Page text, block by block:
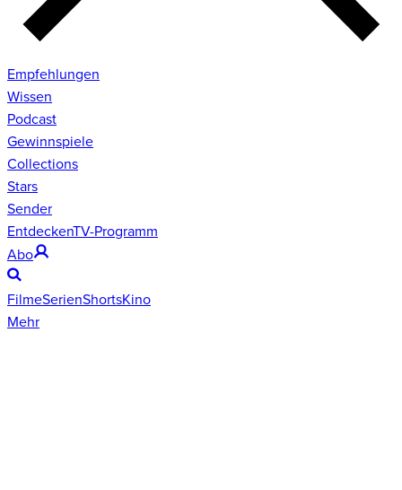
Empfehlungen
Wissen
Podcast
Gewinnspiele
Collections
Stars
Sender
EntdeckenTV-Programm
Abo
FilmeSerienShortsKino
Mehr